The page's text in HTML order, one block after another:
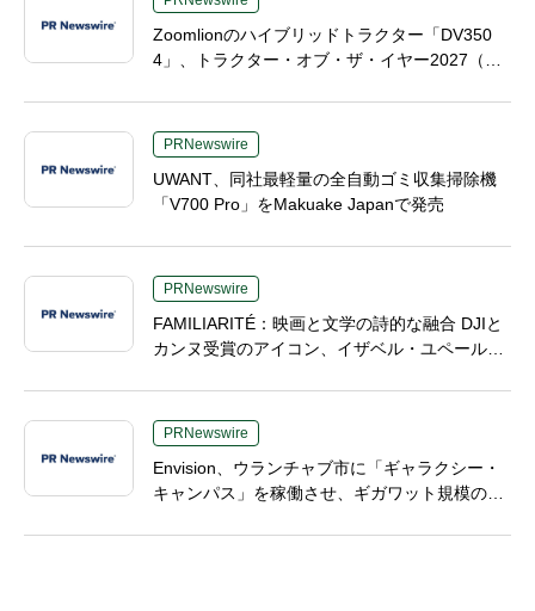
Zoomlionのハイブリッドトラクター「DV350
4」、トラクター・オブ・ザ・イヤー2027（TO
PRNewswire
UWANT、同社最軽量の全自動ゴミ収集掃除機
「V700 Pro」をMakuake Japanで発売
PRNewswire
FAMILIARITÉ：映画と文学の詩的な融合 DJIと
カンヌ受賞のアイコン、イザベル・ユペールが
PRNewswire
Envision、ウランチャブ市に「ギャラクシー・
キャンパス」を稼働させ、ギガワット規模のAI